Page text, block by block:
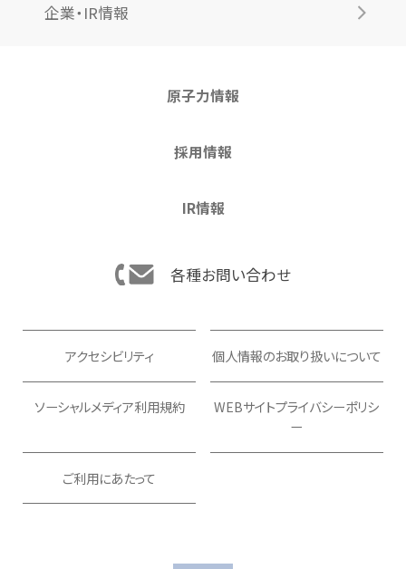
企業・IR情報
原子力情報
採用情報
IR情報
各種お問い合わせ
アクセシビリティ 個人情報のお取り扱いについて
ソーシャルメディア利用規約
WEBサイトプライバシーポリシ
ー
ご利用にあたって